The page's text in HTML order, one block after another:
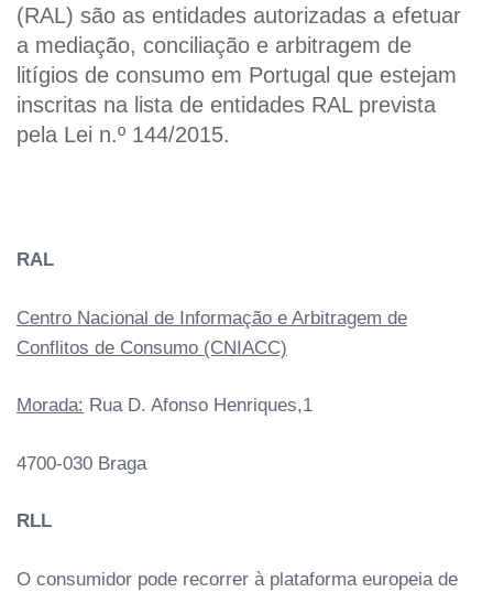
(RAL) são as entidades autorizadas a efetuar
a mediação, conciliação e arbitragem de
litígios de consumo em Portugal que estejam
inscritas na lista de entidades RAL prevista
pela Lei n.º 144/2015.
RAL
Centro Nacional de Informação e Arbitragem de
Conflitos de Consumo (CNIACC)
Morada: Rua D. Afonso Henriques,1
4700-030 Braga
RLL
O consumidor pode recorrer à plataforma europeia de